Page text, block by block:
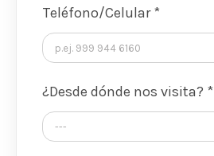
Teléfono/Celular *
¿Desde dónde nos visita? *